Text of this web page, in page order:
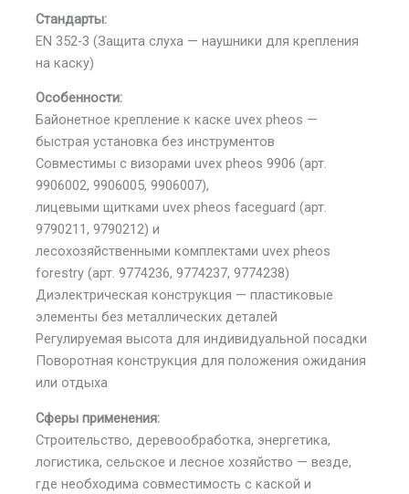
Стандарты:
EN 352-3 (Защита слуха — наушники для крепления
на каску)
Особенности:
Байонетное крепление к каске uvex pheos —
быстрая установка без инструментов
Совместимы с визорами uvex pheos 9906 (арт.
9906002, 9906005, 9906007),
лицевыми щитками uvex pheos faceguard (арт.
9790211, 9790212) и
лесохозяйственными комплектами uvex pheos
forestry (арт. 9774236, 9774237, 9774238)
Диэлектрическая конструкция — пластиковые
элементы без металлических деталей
Регулируемая высота для индивидуальной посадки
Поворотная конструкция для положения ожидания
или отдыха
Сферы применения:
Строительство, деревообработка, энергетика,
логистика, сельское и лесное хозяйство — везде,
где необходима совместимость с каской и